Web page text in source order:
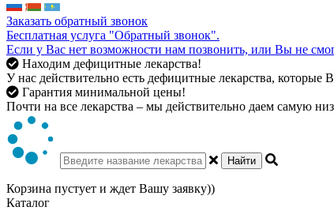
Заказать обратный звонок
Бесплатная услуга "Обратный звонок".
Если у Вас нет возможности нам позвонить, или Вы не
Находим дефицитные лекарства!
У нас действительно есть дефицитные лекарства,
Гарантия минимальной цены!
Почти на все лекарства – мы действительно даем самую
Найти
Корзина пустует и ждет Вашу заявку))
Каталог